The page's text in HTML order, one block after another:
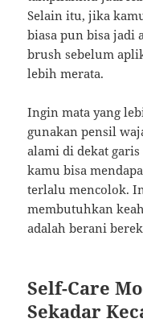
Selain itu, jika
biasa pun bisa jadi
brush sebelum
lebih merata.
Ingin mata yang
gunakan pensil
alami di dekat
kamu bisa
terlalu mencolok.
membutuhkan
adalah berani
Self-Care
Sekadar